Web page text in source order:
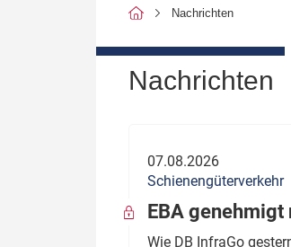
SPNV-Marktdaten
Politik
Verbände: Wer spricht
wen?
Nachrichten
Nachrichten
07.08.2026
Schienengüterverkehr
EBA
Wie DB InfraGo